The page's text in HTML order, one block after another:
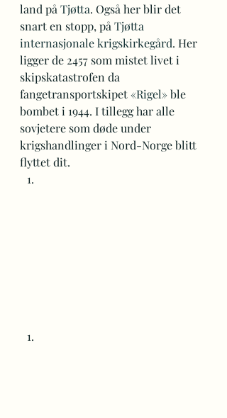
land på Tjøtta. Også her blir det
snart en stopp, på Tjøtta
internasjonale krigskirkegård. Her
ligger de 2457 som mistet livet i
skipskatastrofen da
fangetransportskipet «Rigel» ble
bombet i 1944. I tillegg har alle
sovjetere som døde under
krigshandlinger i Nord-Norge blitt
flyttet dit.